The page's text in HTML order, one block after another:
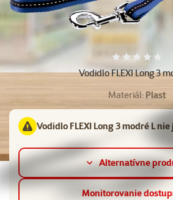
Vodidlo FLEXI Long 3
Materiál: Plast
Vodidlo FLEXI Long 3 modré L
Alternatívne
Monitorovanie